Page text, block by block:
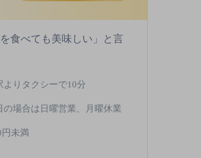
食べても美味しい」と言
よりタクシーで10分
の場合は日曜営業、月曜休業
未満